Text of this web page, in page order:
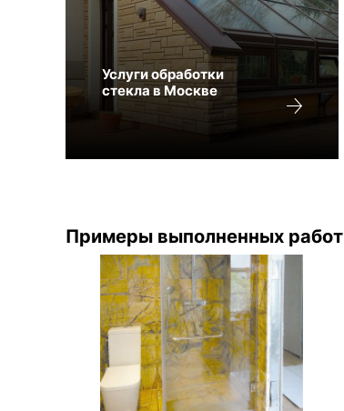
Услуги обработки
стекла в Москве
Примеры выполненных работ